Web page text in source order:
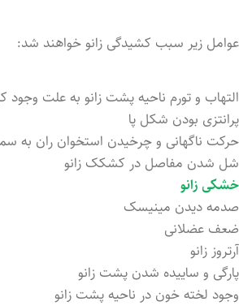
عوامل زیر سبب کشیدگی زانو خواهند شد:
التهاب و تورم ناحیه پشت زانو به علت
پرانتزی بودن شکل پا
حرکت ناگهانی و چرخیدن استخوان ران به
شل شدن مفاصل در کشکک زانو
خشکی زانو
صدمه دیدن مینیسک
ضعف عضلانی
آرتروز زانو
پارگی و ساییده شد‌ن پشت زانو
وجود لخته خون در ناحیه پشت زانو